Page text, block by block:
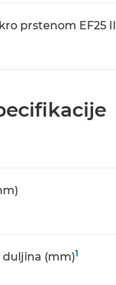
prstenom EF25 II
duljina (mm)1